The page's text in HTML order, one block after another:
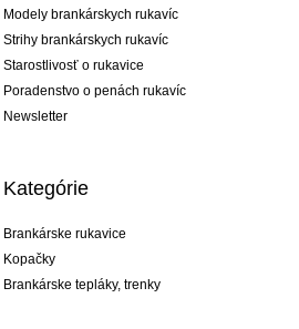
Modely brankárskych rukavíc
Strihy brankárskych rukavíc
Starostlivosť o rukavice
Poradenstvo o penách rukavíc
Newsletter
Kategórie
Brankárske rukavice
Kopačky
Brankárske tepláky, trenky